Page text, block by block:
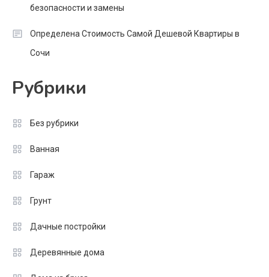
безопасности и замены
Определена Стоимость Самой Дешевой Квартиры в
Сочи
Рубрики
Без рубрики
Ванная
Гараж
Грунт
Дачные постройки
Деревянные дома